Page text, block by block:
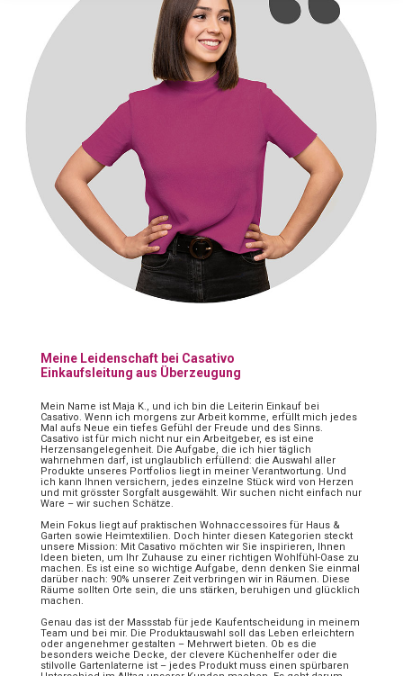
Meine Leidenschaft bei Casativo
Einkaufsleitung aus Überzeugung
Mein Name ist Maja K., und ich bin die Leiterin Einkauf bei
Casativo. Wenn ich morgens zur Arbeit komme, erfüllt mich jedes
Mal aufs Neue ein tiefes Gefühl der Freude und des Sinns.
Casativo ist für mich nicht nur ein Arbeitgeber, es ist eine
Herzensangelegenheit. Die Aufgabe, die ich hier täglich
wahrnehmen darf, ist unglaublich erfüllend: die Auswahl aller
Produkte unseres Portfolios liegt in meiner Verantwortung. Und
ich kann Ihnen versichern, jedes einzelne Stück wird von Herzen
und mit grösster Sorgfalt ausgewählt. Wir suchen nicht einfach nur
Ware – wir suchen Schätze.
Mein Fokus liegt auf praktischen Wohnaccessoires für Haus &
Garten sowie Heimtextilien. Doch hinter diesen Kategorien steckt
unsere Mission: Mit Casativo möchten wir Sie inspirieren, Ihnen
Ideen bieten, um Ihr Zuhause zu einer richtigen Wohlfühl-Oase zu
machen. Es ist eine so wichtige Aufgabe, denn denken Sie einmal
darüber nach: 90% unserer Zeit verbringen wir in Räumen. Diese
Räume sollten Orte sein, die uns stärken, beruhigen und glücklich
machen.
Genau das ist der Massstab für jede Kaufentscheidung in meinem
Team und bei mir. Die Produktauswahl soll das Leben erleichtern
oder angenehmer gestalten – Mehrwert bieten. Ob es die
besonders weiche Decke, der clevere Küchenhelfer oder die
stilvolle Gartenlaterne ist – jedes Produkt muss einen spürbaren